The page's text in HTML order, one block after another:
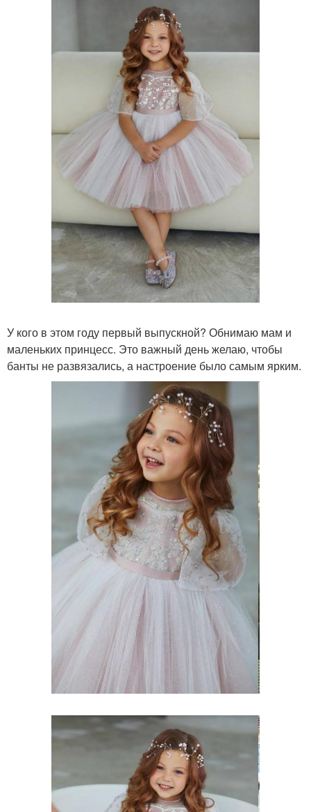
У кого в этом году первый выпускной? Обнимаю мам и
маленьких принцесс. Это важный день желаю, чтобы
банты не развязались, а настроение было самым ярким.